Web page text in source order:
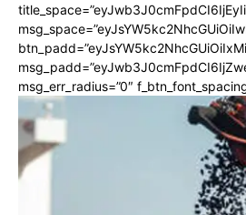
msg_err_radius=”0″